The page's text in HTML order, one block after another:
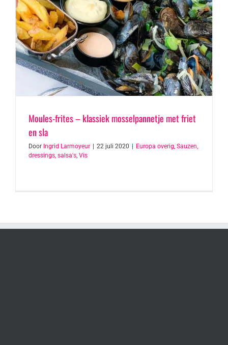
Moules-frites – klassiek mosselpannetje met friet
en sla
Door Ingrid Larmoyeur 22 juli 2020 Europa overig, Sauzen,
dressings, salsa's, Vis